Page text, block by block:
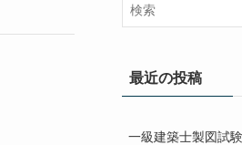
最近の投稿
一級建築士製図試